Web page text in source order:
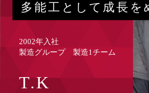
多能工として成長を
2002年入社
製造グループ 製造1チーム
T.K